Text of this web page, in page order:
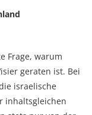
Frage, warum
geraten ist. Bei
israelische
inhaltsgleichen